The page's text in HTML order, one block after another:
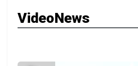
VideoNews